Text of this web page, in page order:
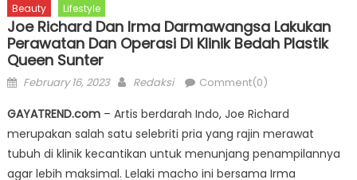
Beauty Lifestyle
Joe Richard Dan Irma Darmawangsa Lakukan
Perawatan Dan Operasi Di Klinik Bedah Plastik
Queen Sunter
Posted
February 16, 2023 Author
Redaksi Comment(0)
GAYATREND.com– Artis berdarah Indo, Joe Richard
merupakan salah satu selebriti pria yang rajin merawat
tubuh di klinik kecantikan untuk menunjang penampilannya
agar lebih maksimal. Lelaki macho ini bersama Irma